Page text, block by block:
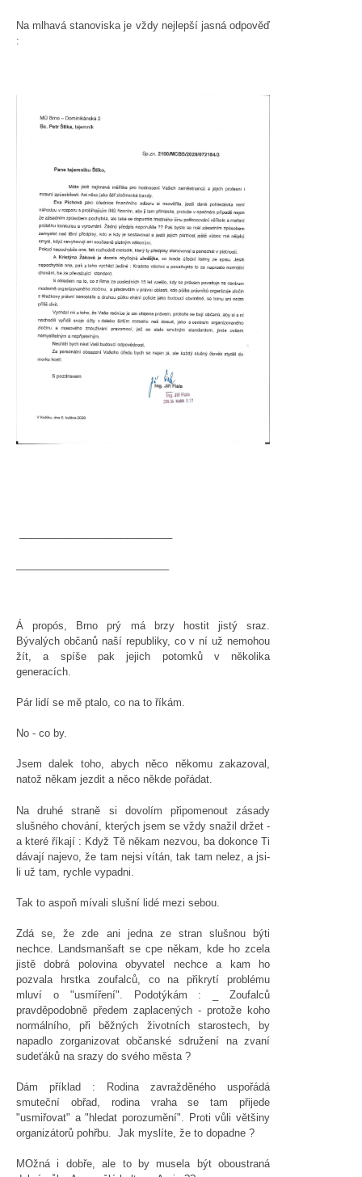
Na mlhavá stanoviska je vždy nejlepší jasná odpověď
:
Á propós, Brno prý má brzy hostit jistý sraz.
Bývalých občanů naší republiky, co v ní už nemohou
žít, a spíše pak jejich potomků v několika
generacích.
Pár lidí se mě ptalo, co na to říkám.
No - co by.
Jsem dalek toho, abych něco někomu zakazoval,
natož někam jezdit a něco někde pořádat.
Na druhé straně si dovolím připomenout zásady
slušného chování, kterých jsem se vždy snažil držet -
a které říkají : Když Tě někam nezvou, ba dokonce Ti
dávají najevo, že tam nejsi vítán, tak tam nelez, a jsi-
li už tam, rychle vypadni.
Tak to aspoň mívali slušní lidé mezi sebou.
Zdá se, že zde ani jedna ze stran slušnou býti
nechce. Landsmanšaft se cpe někam, kde ho zcela
jistě dobrá polovina obyvatel nechce a kam ho
pozvala hrstka zoufalců, co na přikrytí problému
mluví o "usmíření". Podotýkám : _ Zoufalců
pravděpodobně předem zaplacených - protože koho
normálního, při běžných životních starostech, by
napadlo zorganizovat občanské sdružení na zvaní
sudeťáků na srazy do svého města ?
Dám příklad : Rodina zavražděného uspořádá
smuteční obřad, rodina vraha se tam přijede
"usmiřovat" a "hledat porozumění". Proti vůli většiny
organizátorů pohřbu. Jak myslíte, že to dopadne ?
MOžná i dobře, ale to by musela být oboustraná